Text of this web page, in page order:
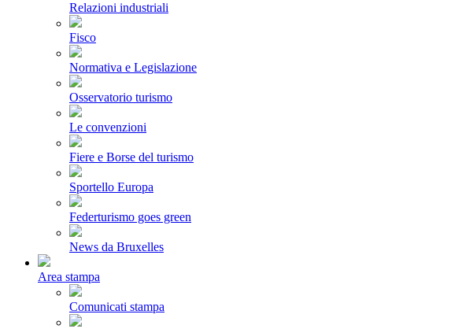
Relazioni industriali
Fisco
Normativa e Legislazione
Osservatorio turismo
Le convenzioni
Fiere e Borse del turismo
Sportello Europa
Federturismo goes green
News da Bruxelles
Area stampa
Comunicati stampa